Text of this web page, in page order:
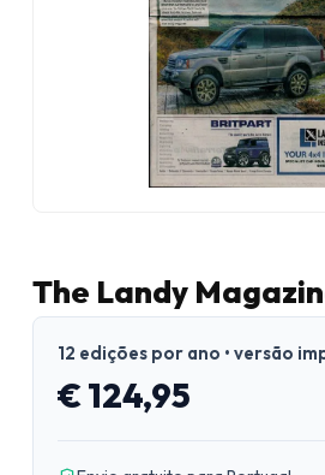
The Landy
12 edições por ano • versão
€ 124,95